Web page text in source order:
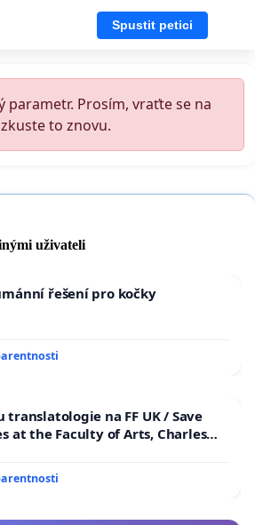
Spustit petici
parametr. Prosím, vraťte se na
to znovu.
uživateli
řešení pro kočky
translatologie na FF UK / Save
at the Faculty of Arts, Charles